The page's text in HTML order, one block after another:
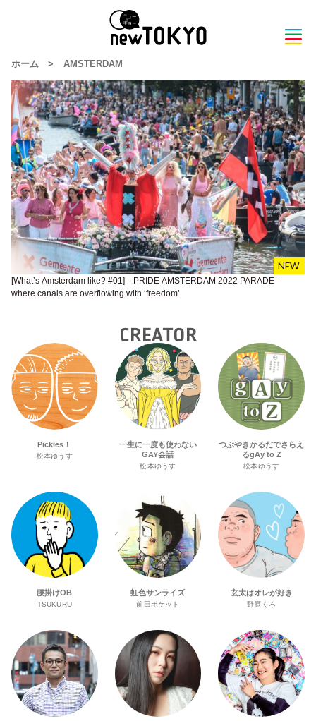
ホーム > AMSTERDAM
[What’s Amsterdam like? #01] PRIDE AMSTERDAM 2022 PARADE –
where canals are overflowing with ‘freedom’
CREATOR
Pickles！
松本ゆうす
一生に一度も使わない
GAY会話
松本ゆうす
つぶやきかるだでさらえ
るgAy to Z
松本ゆうす
腰掛けOB
TSUKURU
虹色サンライズ
前田ポケット
玄太はオレが好き
野原くろ